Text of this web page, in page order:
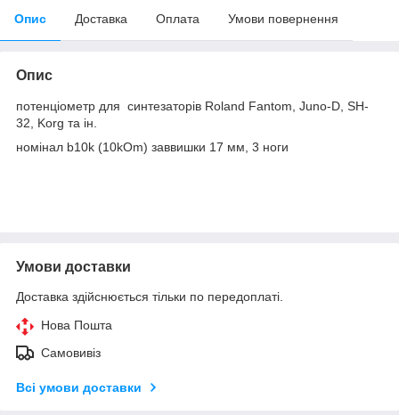
Опис Доставка Оплата Умови повернення
Опис
потенціометр для синтезаторів Roland Fantom, Juno-D, SH-
32, Korg та ін.
номінал b10k (10kOm) заввишки 17 мм, 3 ноги
Умови доставки
Доставка здійснюється тільки по передоплаті.
Нова Пошта
Самовивіз
Всі умови доставки